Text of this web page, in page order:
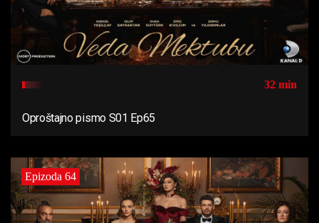
32 min
Oproštajno pismo S01 Ep65
Epizoda 64